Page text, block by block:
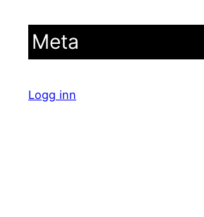
Meta
Logg inn